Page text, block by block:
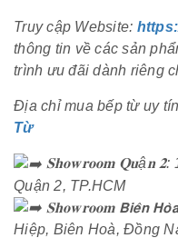
Truy cập Website:
thông tin về các sản
trình ưu đãi dành riêng
Địa chỉ mua bếp từ uy
Từ
𝐒𝐡𝐨𝐰𝐫𝐨𝐨𝐦 𝐐𝐮ậ𝐧 𝟐:
Quận 2, TP.HCM
𝐒𝐡𝐨𝐰𝐫𝐨𝐨𝐦 𝗕𝗶𝗲̂𝗻
Hiệp, Biên Hoà, Đồng